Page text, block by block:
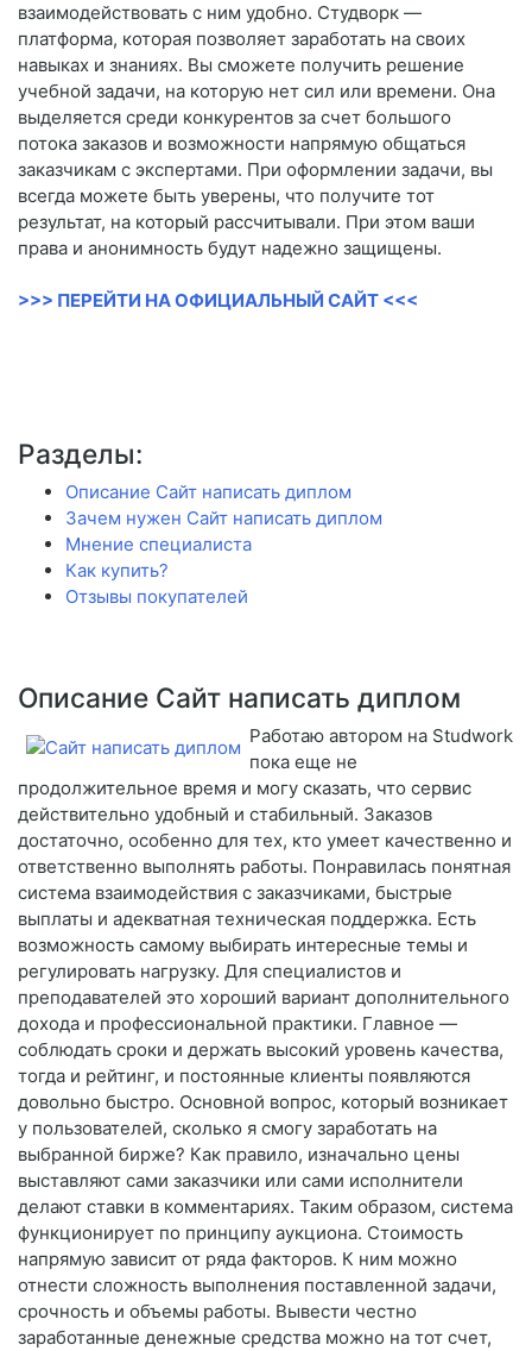
взаимодействовать с ним удобно. Студворк —
платформа, которая позволяет заработать на своих
навыках и знаниях. Вы сможете получить решение
учебной задачи, на которую нет сил или времени. Она
выделяется среди конкурентов за счет большого
потока заказов и возможности напрямую общаться
заказчикам с экспертами. При оформлении задачи, вы
всегда можете быть уверены, что получите тот
результат, на который рассчитывали. При этом ваши
права и анонимность будут надежно защищены.
>>> ПЕРЕЙТИ НА ОФИЦИАЛЬНЫЙ САЙТ <<<
Разделы:
Описание Сайт написать диплом
Зачем нужен Сайт написать диплом
Мнение специалиста
Как купить?
Отзывы покупателей
Описание Сайт написать диплом
Работаю автором на Studwork
пока еще не
продолжительное время и могу сказать, что сервис
действительно удобный и стабильный. Заказов
достаточно, особенно для тех, кто умеет качественно и
ответственно выполнять работы. Понравилась понятная
система взаимодействия с заказчиками, быстрые
выплаты и адекватная техническая поддержка. Есть
возможность самому выбирать интересные темы и
регулировать нагрузку. Для специалистов и
преподавателей это хороший вариант дополнительного
дохода и профессиональной практики. Главное —
соблюдать сроки и держать высокий уровень качества,
тогда и рейтинг, и постоянные клиенты появляются
довольно быстро. Основной вопрос, который возникает
у пользователей, сколько я смогу заработать на
выбранной бирже? Как правило, изначально цены
выставляют сами заказчики или сами исполнители
делают ставки в комментариях. Таким образом, система
функционирует по принципу аукциона. Стоимость
напрямую зависит от ряда факторов. К ним можно
отнести сложность выполнения поставленной задачи,
срочность и объемы работы. Вывести честно
заработанные денежные средства можно на тот счет,